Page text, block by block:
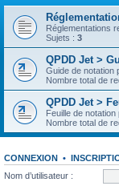
Réglementations
Sujets : 3
QPDD Jet >
Guide de notation
Nombre total de
QPDD Jet >
Feuille de
Nombre total de
CONNEXION •
Nom d’utilisateur :